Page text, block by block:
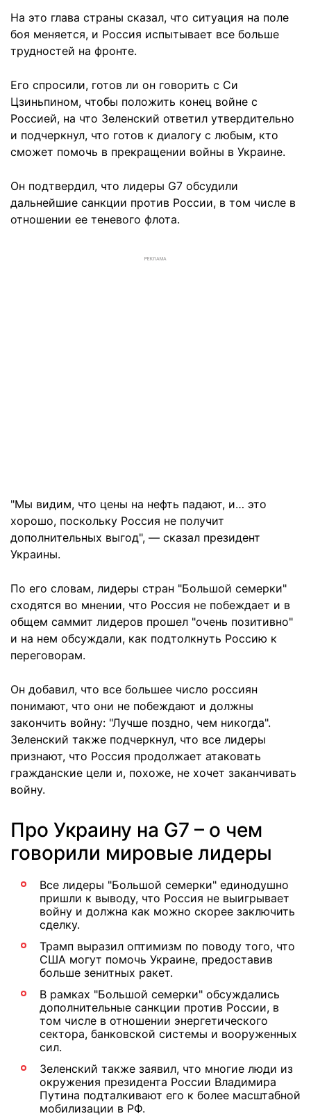
На это глава страны сказал, что ситуация на поле
боя меняется, и Россия испытывает все больше
трудностей на фронте.
Его спросили, готов ли он говорить с Си
Цзиньпином, чтобы положить конец войне с
Россией, на что Зеленский ответил утвердительно
и подчеркнул, что готов к диалогу с любым, кто
сможет помочь в прекращении войны в Украине.
Он подтвердил, что лидеры G7 обсудили
дальнейшие санкции против России, в том числе в
отношении ее теневого флота.
РЕКЛАМА
"Мы видим, что цены на нефть падают, и… это
хорошо, поскольку Россия не получит
дополнительных выгод", — сказал президент
Украины.
По его словам, лидеры стран "Большой семерки"
сходятся во мнении, что Россия не побеждает и в
общем саммит лидеров прошел "очень позитивно"
и на нем обсуждали, как подтолкнуть Россию к
переговорам.
Он добавил, что все большее число россиян
понимают, что они не побеждают и должны
закончить войну: "Лучше поздно, чем никогда".
Зеленский также подчеркнул, что все лидеры
признают, что Россия продолжает атаковать
гражданские цели и, похоже, не хочет заканчивать
войну.
Про Украину на G7 – о чем
говорили мировые лидеры
Все лидеры "Большой семерки" единодушно
пришли к выводу, что Россия не выигрывает
войну и должна как можно скорее заключить
сделку.
Трамп выразил оптимизм по поводу того, что
США могут помочь Украине, предоставив
больше зенитных ракет.
В рамках "Большой семерки" обсуждались
дополнительные санкции против России, в
том числе в отношении энергетического
сектора, банковской системы и вооруженных
сил.
Зеленский также заявил, что многие люди из
окружения президента России Владимира
Путина подталкивают его к более масштабной
мобилизации в РФ.